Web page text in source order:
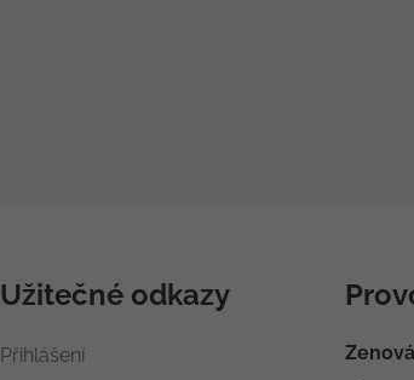
Užitečné odkazy
Přihlášení